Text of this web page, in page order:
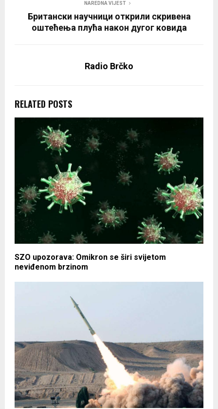
NAREDNA VIJEST
Британски научници открили скривена
оштећења плућа након дугог ковида
Radio Brčko
RELATED POSTS
SZO upozorava: Omikron se širi svijetom
neviđenom brzinom